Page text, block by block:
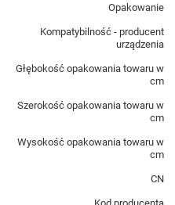
Opakowanie
Kompatybilność - producent
urządzenia
Głębokość opakowania towaru w
cm
Szerokość opakowania towaru w
cm
Wysokość opakowania towaru w
cm
CN